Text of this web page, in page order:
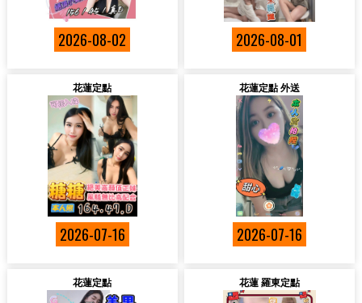
2026-08-02 2026-08-01
花蓮定點
2026-07-16
花蓮定點 外送
2026-07-16
花蓮定點 花蓮 羅東定點